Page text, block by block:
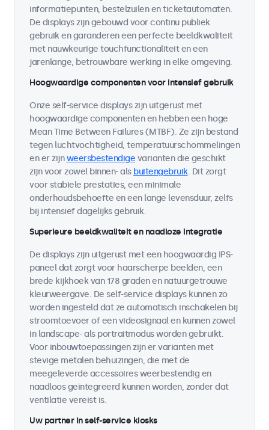
informatiepunten, bestelzuilen en ticketautomaten.
De displays zijn gebouwd voor continu publiek
gebruik en garanderen een perfecte beeldkwaliteit
met nauwkeurige touchfunctionaliteit en een
jarenlange, betrouwbare werking in elke omgeving.
Hoogwaardige componenten voor intensief gebruik
Onze self-service displays zijn uitgerust met
hoogwaardige componenten en hebben een hoge
Mean Time Between Failures (MTBF). Ze zijn bestand
tegen luchtvochtigheid, temperatuurschommelingen
en er zijnweersbestendige varianten die geschikt
zijn voor zowel binnen- als buitengebruik. Dit zorgt
voor stabiele prestaties, een minimale
onderhoudsbehoefte en een lange levensduur, zelfs
bij intensief dagelijks gebruik.
Superieure beeldkwaliteit en naadloze integratie
De displays zijn uitgerust met een hoogwaardig IPS-
paneel dat zorgt voor haarscherpe beelden, een
brede kijkhoek van 178 graden en natuurgetrouwe
kleurweergave. De self-service displays kunnen zo
worden ingesteld dat ze automatisch inschakelen bij
stroomtoevoer of een videosignaal en kunnen zowel
in landscape- als portraitmodus worden gebruikt.
Voor inbouwtoepassingen zijn er varianten met
stevige metalen behuizingen, die met de
meegeleverde accessoires weerbestendig en
naadloos geïntegreerd kunnen worden, zonder dat
ventilatie vereist is.
Uw partner in self-service kiosks